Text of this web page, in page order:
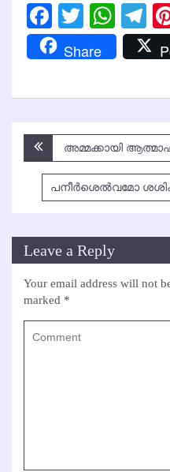
Facebook
Twitter
Share
Post
navigation
അമ്മക്കായി
പനീര്‍ശെല്‍വമോ
Leave a Reply
Your email address will not
marked *